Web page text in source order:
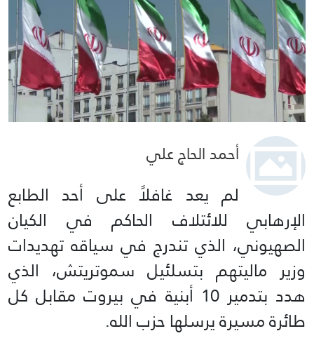
أحمد الحاج علي
لم يعد غافلاً على أحد الطابع
الإرهابي للائتلاف الحاكم في الكيان
الصهيوني، الذي تندرج في سياقه تهديدات
وزير ماليتهم بتسلئيل سموتريتش، الذي
هدد بتدمير 10 أبنية في بيروت مقابل كل
طائرة مسيرة يرسلها حزب الله.